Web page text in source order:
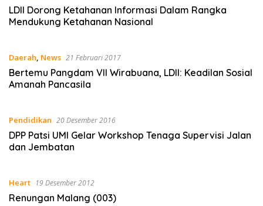
LDII Dorong Ketahanan Informasi Dalam Rangka
Mendukung Ketahanan Nasional
Daerah, News 21 Februari 2017
Bertemu Pangdam VII Wirabuana, LDII: Keadilan Sosial
Amanah Pancasila
Pendidikan 20 Desember 2016
DPP Patsi UMI Gelar Workshop Tenaga Supervisi Jalan
dan Jembatan
Heart 19 Desember 2012
Renungan Malang (003)